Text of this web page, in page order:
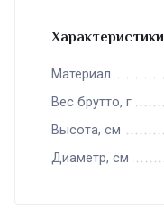
Характеристики
Материал
Вес брутто, г
Высота, см
Диаметр, см